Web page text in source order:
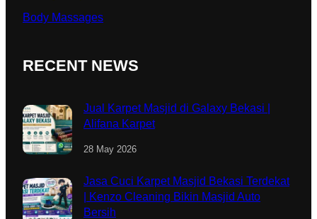
Body Massages
RECENT NEWS
Jual Karpet Masjid di Galaxy Bekasi |
Alifana Karpet
28 May 2026
Jasa Cuci Karpet Masjid Bekasi Terdekat
| Kenzo Cleaning Bikin Masjid Auto
Bersih